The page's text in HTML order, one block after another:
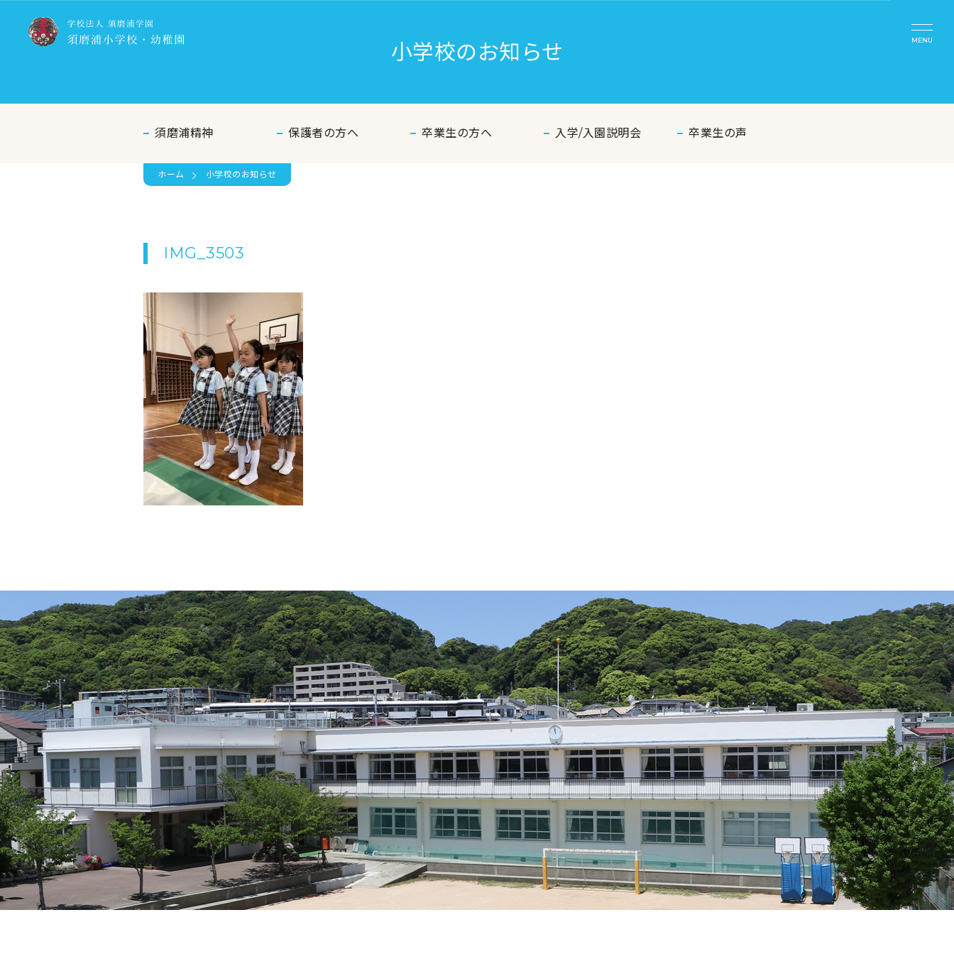
MENU
小学校のお知らせ
須磨浦精神 保護者の方へ 卒業生の方へ 入学/入園説明会 卒業生の声
ホーム 小学校のお知らせ
IMG_3503